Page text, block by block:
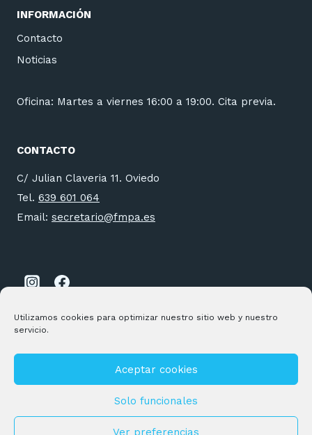
Utilizamos cookies para optimizar nuestro sitio web y nuestro
servicio.
Aceptar cookies
Solo funcionales
Ver preferencias
INFORMACIÓN
Contacto
Noticias
Oficina: Martes a viernes 16:00 a 19:00. Cita previa.
CONTACTO
C/ Julian Claveria 11. Oviedo
Tel. 639 601 064
Email: secretario@fmpa.es
© 2026 FMPA Desarrollado por
| Política de Cookies